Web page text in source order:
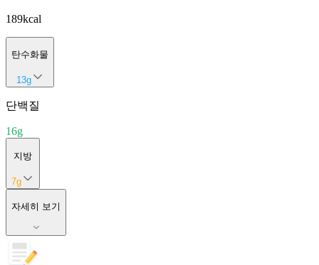
189kcal
탄수화물
13g
단백질
16g
지방
7g
자세히 보기